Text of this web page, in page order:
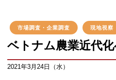
市場調査・企業調査 現地視察
ベトナム農業近代
2021年3月24日（水）